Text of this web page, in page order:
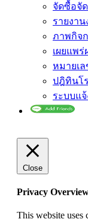
จัดซื้อจั
รายงา
ภาพกิจ
เผยแพ
หมายเ
ปฎิทินโ
ระบบแจ้
Close
Privacy
This website uses